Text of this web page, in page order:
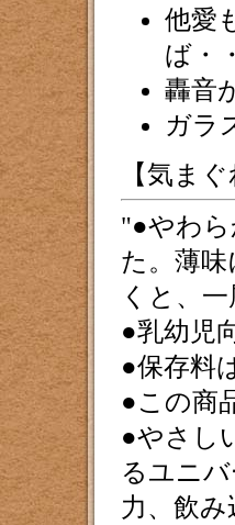
他愛
ば・
轟音
ガラ
【気ま
●やわ
た。薄
くと、
●乳幼児
●保存料
●この商
●やさし
るユニ
力、飲